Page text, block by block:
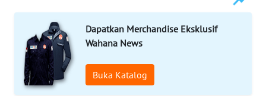
Dapatkan Merchandise Eksklusif
Wahana News
Buka Katalog
WN
SURABAYA
WN
NATUNA